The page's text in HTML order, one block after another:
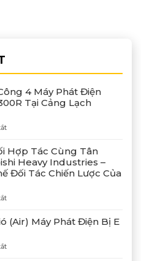
4 Máy Phát Điện
Tại Cảng Lạch
ở
Giao
Thành
Công
4
Phát
MGS2300R
Cảng
Hợp Tác Cùng Tân
Heavy Industries –
Đối Tác Chiến Lược Của
ở
Gỡ
Và
Nối
(Air) Máy Phát Điện Bị E
ở